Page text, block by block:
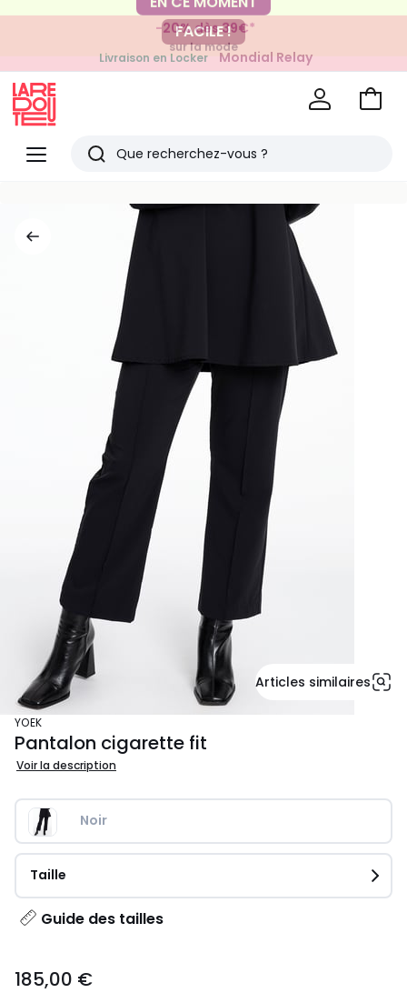
-20% dès 39€*
sur la mode
FACILE !
Livraison en Locker Mondial Relay
pour vos petits articles
Menu
Redoute
Rechercher
articles
Voir
Articles similaires
YOEK
Pantalon cigarette fit
Voir la description
Noir
Taille
Guide des tailles
€.
185,00 €